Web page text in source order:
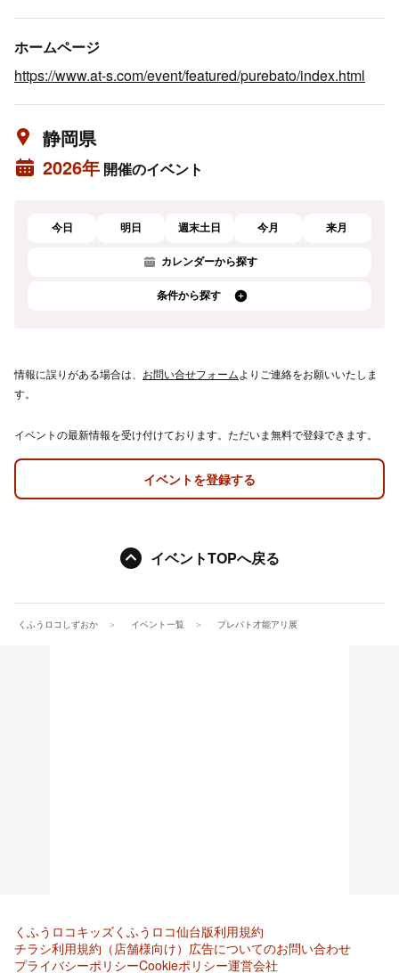
ホームページ
https://www.at-s.com/event/featured/purebato/index.html
静岡県
2026年 開催のイベント
今日 明日 週末土日 今月 来月
カレンダーから探す
条件から探す
情報に誤りがある場合は、 お問い合せフォームよりご連絡をお願いいたしま
す。
イベントの最新情報を受け付けております。ただいま無料で登録できます。
イベントを登録する
イベントTOPへ戻る
くふうロコしずおか イベント一覧 プレバト才能アリ展
くふうロコキッズくふうロコ仙台版利用規約
チラシ利用規約（店舗様向け） 広告についてのお問い合わせ
プライバシーポリシーCookieポリシー運営会社